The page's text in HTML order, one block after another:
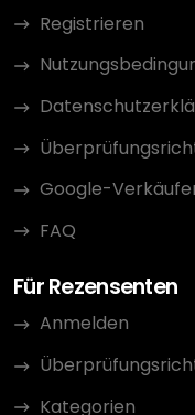
Registrieren
Google-
FAQ
Für Rezensenten
Anmelden
Kategorien